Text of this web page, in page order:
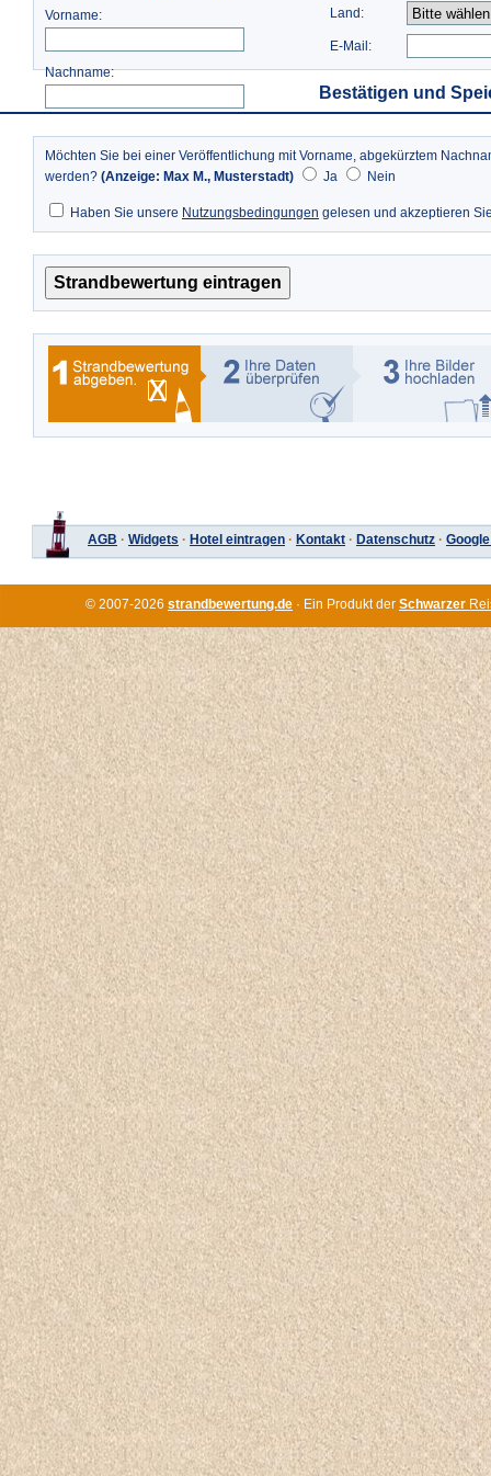
Vorname:
Nachname:
Land:
E-Mail:
Bestätigen und
Möchten Sie bei einer Veröffentlichung mit Vorname, abgekürztem
werden? (Anzeige: Max M., Musterstadt) Ja Nein
Haben Sie unsere Nutzungsbedingungen gelesen und akzeptieren
AGB · Widgets · Hotel eintragen · Kontakt · Datenschutz ·
© 2007-2026 strandbewertung.de · Ein Produkt der Schwarzer